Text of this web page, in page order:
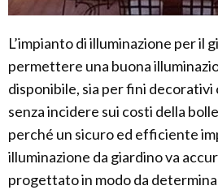
L’impianto di illuminazione per il
permettere una buona
disponibile, sia per fini decorativi
senza incidere sui costi della
perché un sicuro ed efficiente
illuminazione da giardino va
progettato in modo da